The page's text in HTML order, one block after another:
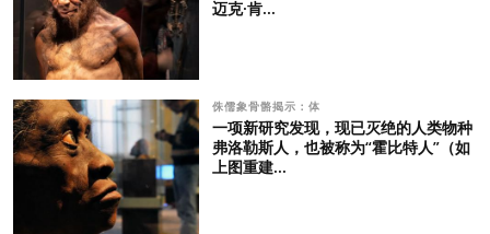
迈克·肯...
侏儒象骨骼揭示：体
一项新研究发现，现已灭绝的人类物种
弗洛勒斯人，也被称为“霍比特人”（如
上图重建...